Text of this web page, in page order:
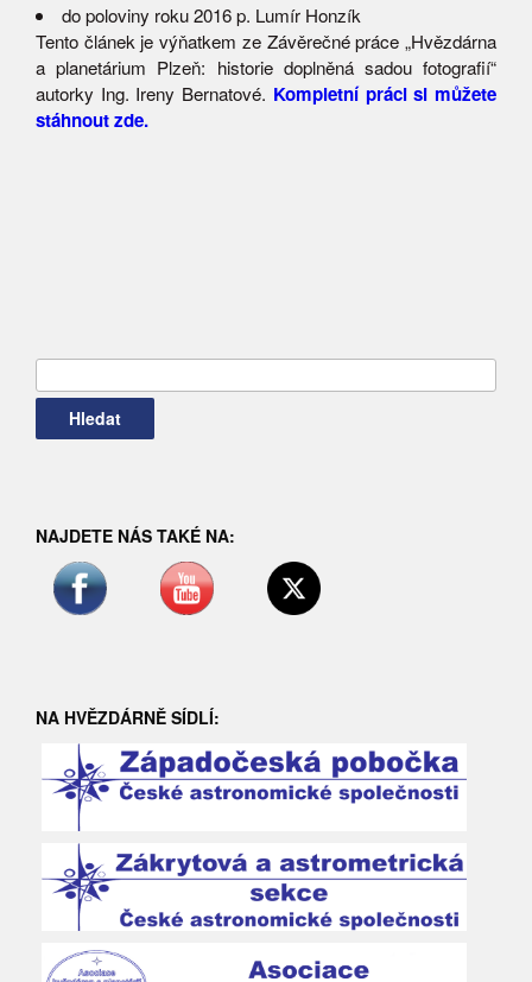
do poloviny roku 2016 p. Lumír Honzík
Tento článek je výňatkem ze Závěrečné práce „Hvězdárna
a planetárium Plzeň: historie doplněná sadou fotografií“
autorky Ing. Ireny Bernatové. Kompletní práci si můžete
stáhnout zde.
NAJDETE NÁS TAKÉ NA:
NA HVĚZDÁRNĚ SÍDLÍ: